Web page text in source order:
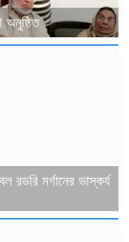
অনুষ্ঠিত
রডরি মর্গানের ভাস্কর্য